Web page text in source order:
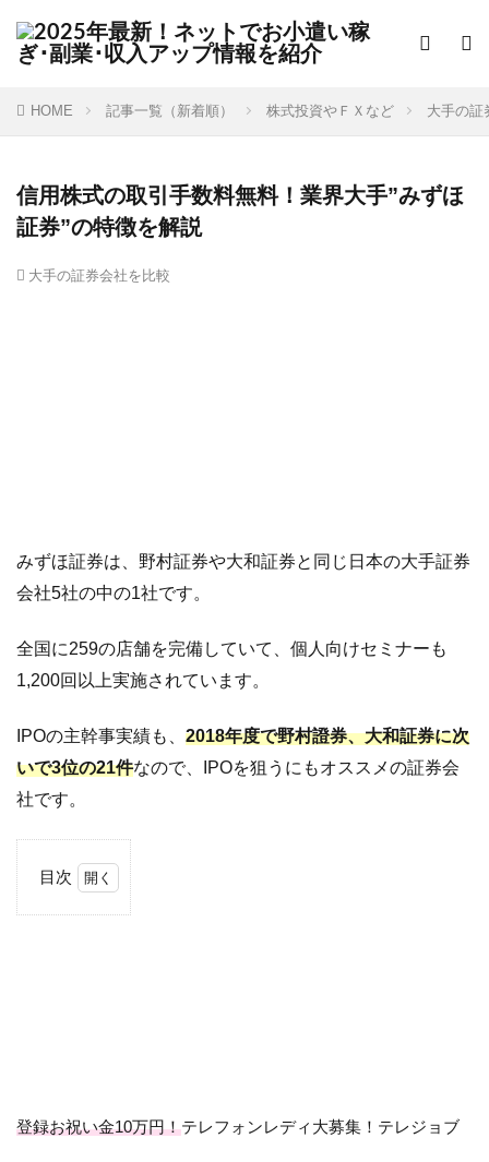
HOME 記事一覧（新着順） 株式投資やＦＸなど 大手の証
信用株式の取引手数料無料！業界大手”みずほ
証券”の特徴を解説
大手の証券会社を比較
みずほ証券は、野村証券や大和証券と同じ日本の大手証券
会社5社の中の1社です。
全国に259の店舗を完備していて、個人向けセミナーも
1,200回以上実施されています。
IPOの主幹事実績も、 2018年度で野村證券、大和証券に次
いで3位の21件なので、IPOを狙うにもオススメの証券会
社です。
目次
は
登録お祝い金10万円！テレフォンレディ大募集！テレジョブ